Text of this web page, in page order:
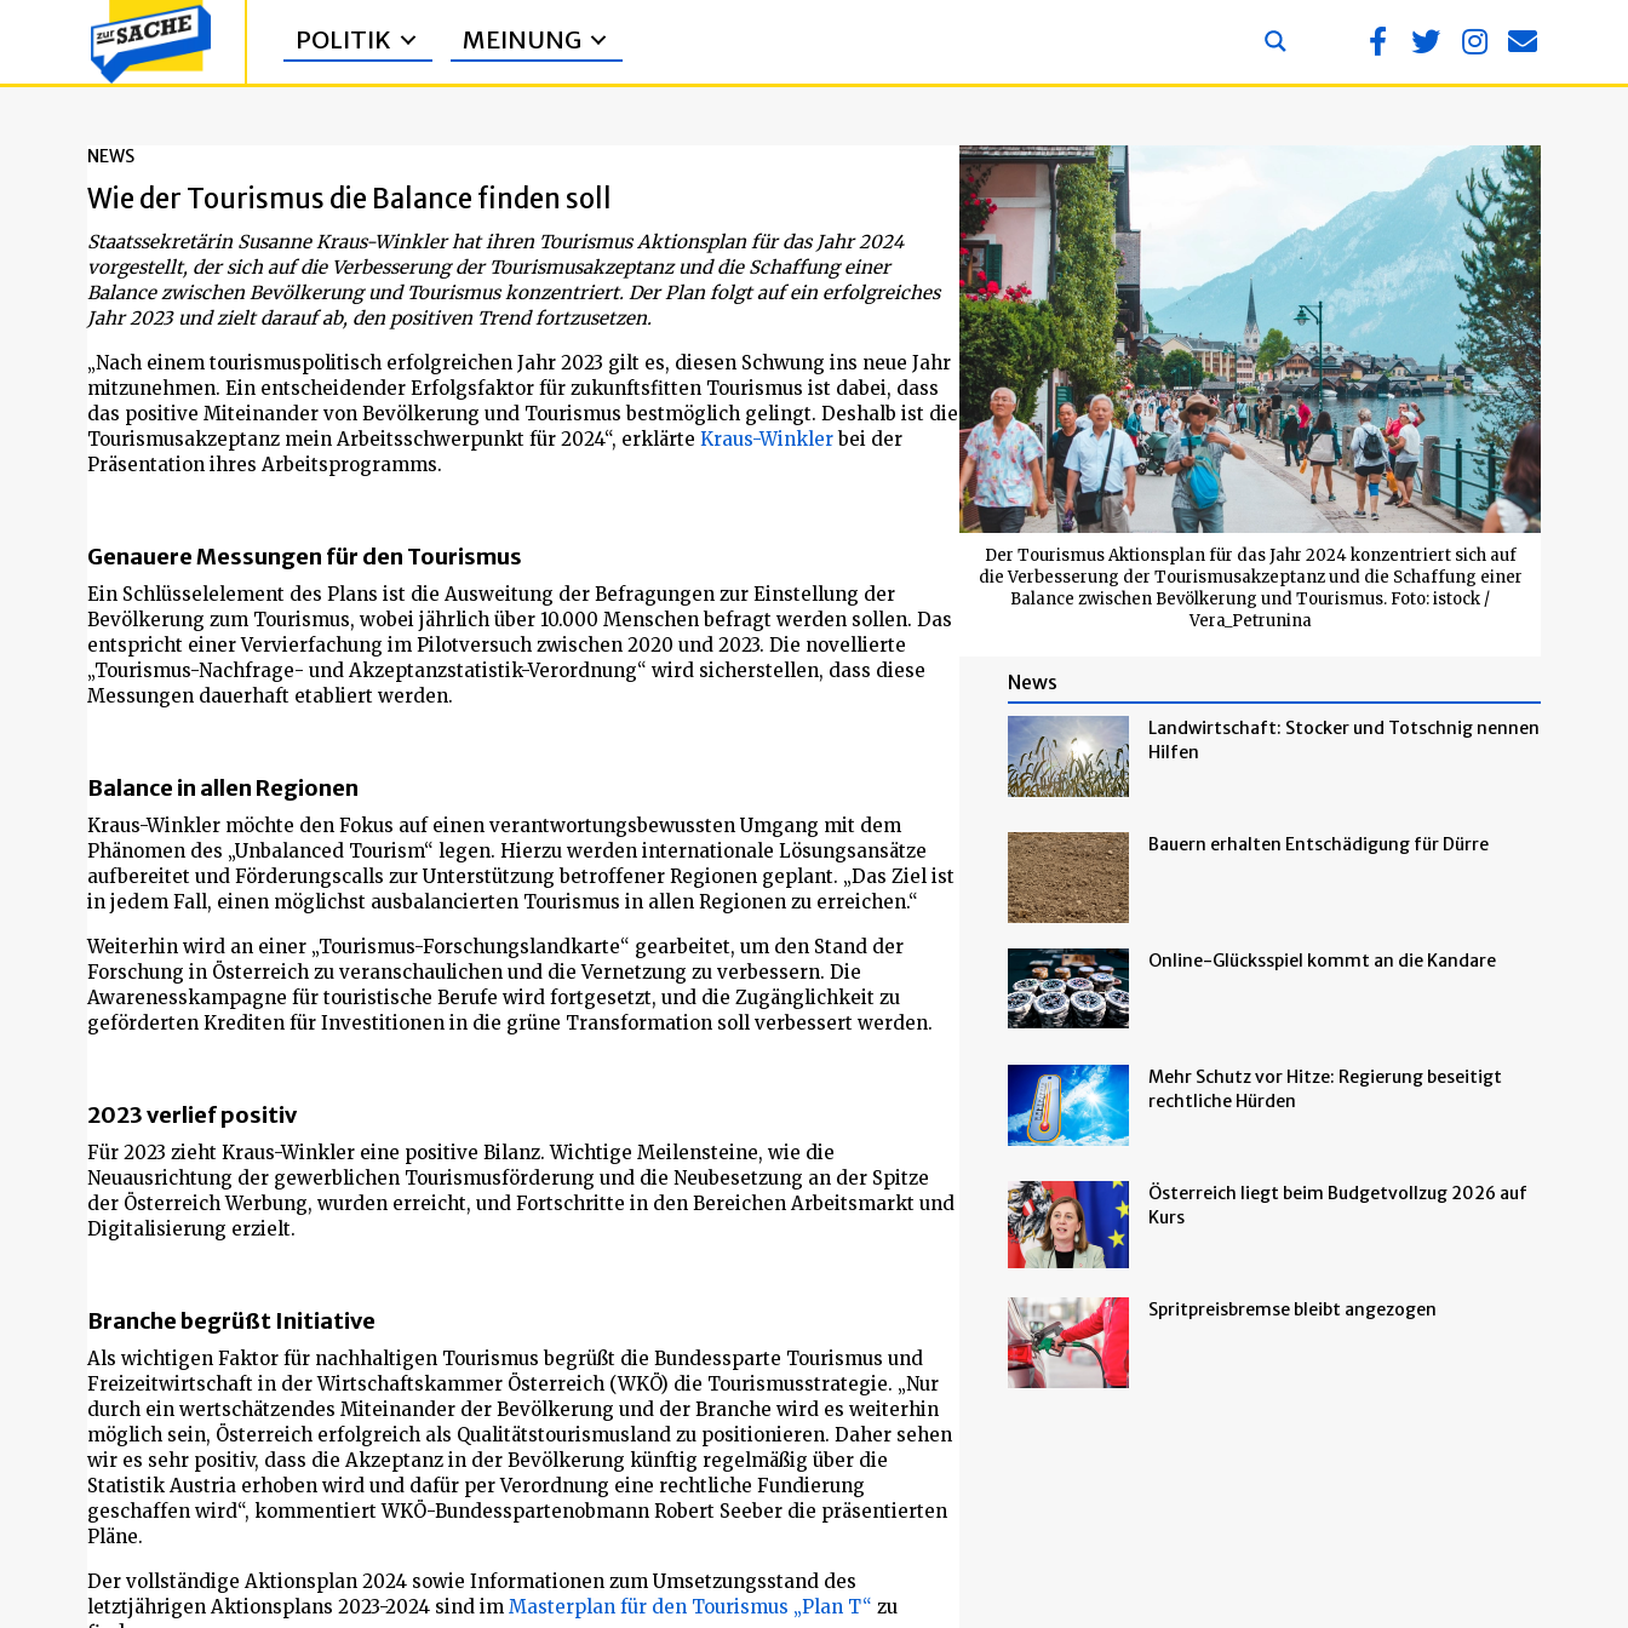
POLITIK MEINUNG
NEWS
Wie der Tourismus die Balance finden soll
Staatssekretärin Susanne Kraus-Winkler hat ihren Tourismus Aktionsplan für das Jahr 2024
vorgestellt, der sich auf die Verbesserung der Tourismusakzeptanz und die Schaffung einer
Balance zwischen Bevölkerung und Tourismus konzentriert. Der Plan folgt auf ein erfolgreiches
Jahr 2023 und zielt darauf ab, den positiven Trend fortzusetzen.
„Nach einem tourismuspolitisch erfolgreichen Jahr 2023 gilt es, diesen Schwung ins neue Jahr
mitzunehmen. Ein entscheidender Erfolgsfaktor für zukunftsfitten Tourismus ist dabei, dass
das positive Miteinander von Bevölkerung und Tourismus bestmöglich gelingt. Deshalb ist die
Tourismusakzeptanz mein Arbeitsschwerpunkt für 2024“, erklärte Kraus-Winklerbei der
Präsentation ihres Arbeitsprogramms.
Genauere Messungen für den Tourismus
Ein Schlüsselelement des Plans ist die Ausweitung der Befragungen zur Einstellung der
Bevölkerung zum Tourismus, wobei jährlich über 10.000 Menschen befragt werden sollen. Das
entspricht einer Vervierfachung im Pilotversuch zwischen 2020 und 2023. Die novellierte
„Tourismus-Nachfrage- und Akzeptanzstatistik-Verordnung“ wird sicherstellen, dass diese
Messungen dauerhaft etabliert werden.
Balance in allen Regionen
Kraus-Winkler möchte den Fokus auf einen verantwortungsbewussten Umgang mit dem
Phänomen des „Unbalanced Tourism“ legen. Hierzu werden internationale Lösungsansätze
aufbereitet und Förderungscalls zur Unterstützung betroffener Regionen geplant. „Das Ziel ist
in jedem Fall, einen möglichst ausbalancierten Tourismus in allen Regionen zu erreichen.“
Weiterhin wird an einer „Tourismus-Forschungslandkarte“ gearbeitet, um den Stand der
Forschung in Österreich zu veranschaulichen und die Vernetzung zu verbessern. Die
Awarenesskampagne für touristische Berufe wird fortgesetzt, und die Zugänglichkeit zu
geförderten Krediten für Investitionen in die grüne Transformation soll verbessert werden.
2023 verlief positiv
Für 2023 zieht Kraus-Winkler eine positive Bilanz. Wichtige Meilensteine, wie die
Neuausrichtung der gewerblichen Tourismusförderung und die Neubesetzung an der Spitze
der Österreich Werbung, wurden erreicht, und Fortschritte in den Bereichen Arbeitsmarkt und
Digitalisierung erzielt.
Branche begrüßt Initiative
Als wichtigen Faktor für nachhaltigen Tourismus begrüßt die Bundessparte Tourismus und
Freizeitwirtschaft in der Wirtschaftskammer Österreich (WKÖ) die Tourismusstrategie. „Nur
durch ein wertschätzendes Miteinander der Bevölkerung und der Branche wird es weiterhin
möglich sein, Österreich erfolgreich als Qualitätstourismusland zu positionieren. Daher sehen
wir es sehr positiv, dass die Akzeptanz in der Bevölkerung künftig regelmäßig über die
Statistik Austria erhoben wird und dafür per Verordnung eine rechtliche Fundierung
geschaffen wird“, kommentiert WKÖ-Bundesspartenobmann Robert Seeber die präsentierten
Pläne.
Der vollständige Aktionsplan 2024 sowie Informationen zum Umsetzungsstand des
letztjährigen Aktionsplans 2023-2024 sind im Masterplan für den Tourismus „Plan T“ zu
Der Tourismus Aktionsplan für das Jahr 2024 konzentriert sich auf
die Verbesserung der Tourismusakzeptanz und die Schaffung einer
Balance zwischen Bevölkerung und Tourismus. Foto: istock /
Vera_Petrunina
News
Landwirtschaft: Stocker und Totschnig nennen
Hilfen
Bauern erhalten Entschädigung für Dürre
Online-Glücksspiel kommt an die Kandare
Mehr Schutz vor Hitze: Regierung beseitigt
rechtliche Hürden
Österreich liegt beim Budgetvollzug 2026 auf
Kurs
Spritpreisbremse bleibt angezogen